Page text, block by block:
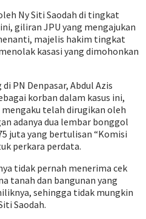
Ny Siti Saodah di tingkat
giliran JPU yang mengajukan
majelis hakim tingkat
kasasi yang dimohonkan
PN Denpasar, Abdul Azis
korban dalam kasus ini,
telah dirugikan oleh
adanya dua lembar bonggol
juta yang bertulisan “Komisi
perkara perdata.
tidak pernah menerima cek
tanah dan bangunan yang
sehingga tidak mungkin
Saodah.